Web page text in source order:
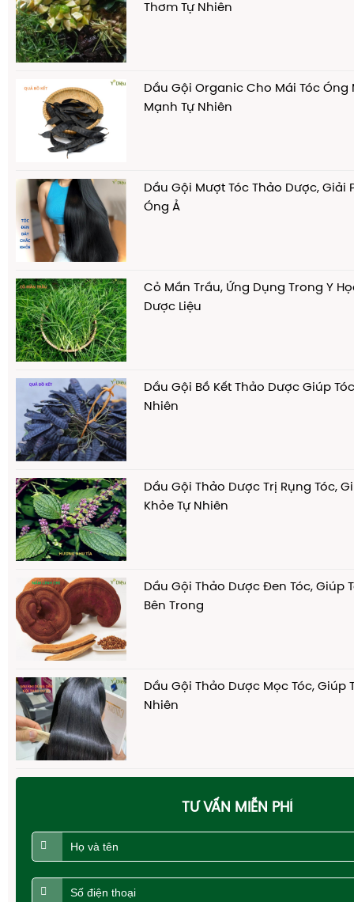
Thơm Tự Nhiên
Dầu Gội Organic Cho Mái Tóc Óng
Mạnh Tự Nhiên
Dầu Gội Mượt Tóc Thảo Dược, Giải
Óng Ả
Cỏ Mần Trầu, Ứng Dụng Trong Y
Dược Liệu
Dầu Gội Bồ Kết Thảo Dược Giúp
Nhiên
Dầu Gội Thảo Dược Trị Rụng Tóc,
Khỏe Tự Nhiên
Dầu Gội Thảo Dược Đen Tóc, Giúp
Bên Trong
Dầu Gội Thảo Dược Mọc Tóc, Giúp
Nhiên
TƯ VẤN MIỄN PHÍ